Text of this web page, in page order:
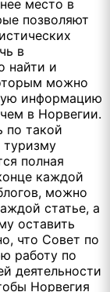
место в
позволяют
в
найти и
можно
информацию
в Норвегии.
по такой
туризму
полная
каждой
можно
статье, а
оставить
что Совет по
работу по
деятельности
Норвегия